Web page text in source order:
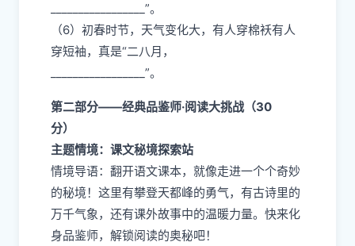
_________________”。
（6）初春时节，天气变化大，有人穿棉袄有人
穿短袖，真是“二八月，
_________________”。
第二部分——经典品鉴师·阅读大挑战（30
分）
主题情境：课文秘境探索站
情境导语：翻开语文课本，就像走进一个个奇妙
的秘境！这里有攀登天都峰的勇气，有古诗里的
万千气象，还有课外故事中的温暖力量。快来化
身品鉴师，解锁阅读的奥秘吧！